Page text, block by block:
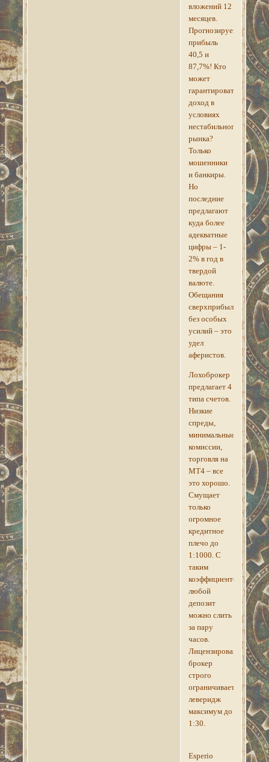
вложений 12
месяцев.
Прогнозируемая
прибыль
40,5 и
87,7%! Кто
может
гарантировать
доход в
условиях
нестабильного
рынка?
Только
мошенники
и банкиры.
Но
последние
предлагают
куда более
адекватные
цифры – 1-
2% в год в
твердой
валюте.
Обещания
сверхприбыли
без особых
усилий – это
удел
аферистов.
Лохоброкер
предлагает 4
типа счетов.
Низкие
спреды,
минимальные
комиссии,
торговля на
МТ4 – все
это хорошо.
Смущает
только
огромное
кредитное
плечо до
1:1000. С
таким
коэффициентом
любой
депозит
можно слить
за пару
часов.
Лицензированный
брокер
строго
ограничивает
леверидж
максимум до
1:30.
Esperio